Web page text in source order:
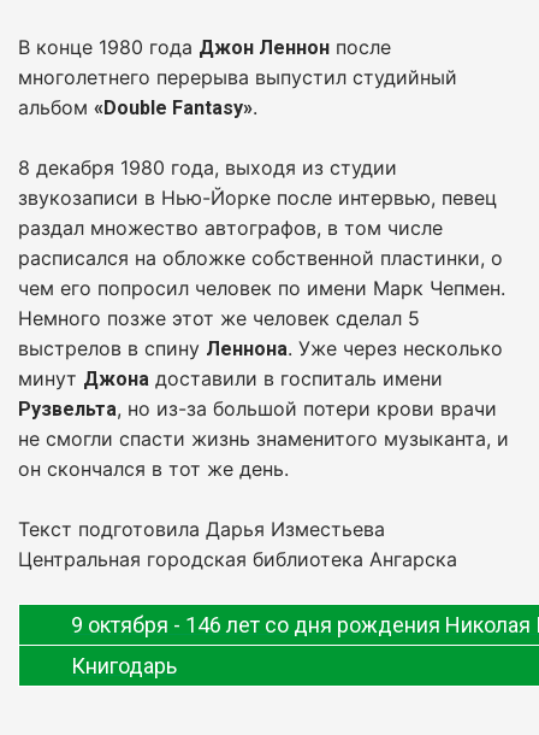
В конце 1980 года Джон Леннон после
многолетнего перерыва выпустил студийный
альбом «Double Fantasy».
8 декабря 1980 года, выходя из студии
звукозаписи в Нью-Йорке после интервью, певец
раздал множество автографов, в том числе
расписался на обложке собственной пластинки, о
чем его попросил человек по имени Марк Чепмен.
Немного позже этот же человек сделал 5
выстрелов в спину Леннона. Уже через несколько
минут Джона доставили в госпиталь имени
Рузвельта, но из-за большой потери крови врачи
не смогли спасти жизнь знаменитого музыканта, и
он скончался в тот же день.
Текст подготовила Дарья Изместьева
Центральная городская библиотека Ангарска
9 октября - 146 лет со дня рождения Николая
Книгодарь